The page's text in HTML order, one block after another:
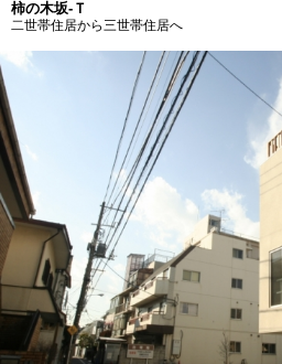
柿の木坂-Ｔ
二世帯住居から三世帯住居へ